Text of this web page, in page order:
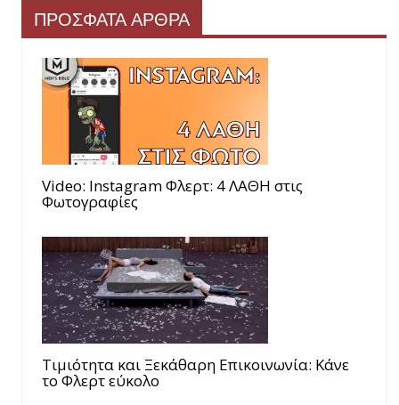
ΠΡΟΣΦΑΤΑ ΑΡΘΡΑ
Video: Instagram Φλερτ: 4 ΛΑΘΗ στις
Φωτογραφίες
Τιμιότητα και Ξεκάθαρη Επικοινωνία: Κάνε
το Φλερτ εύκολο